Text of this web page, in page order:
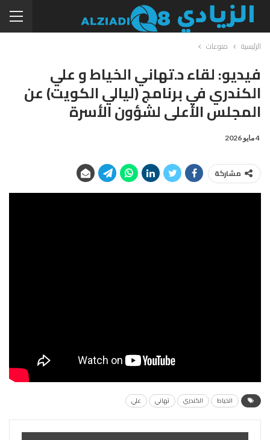
الرئيسية منوعات
فيديو: لقاء د.تهاني الخياط و علي
الكندري في برنامج (ليالي الكويت) عن
المجلس الأعلى لشؤون الأسرة
4 مايو 2026
مشاركة
الخياط الكندري تهاني علي